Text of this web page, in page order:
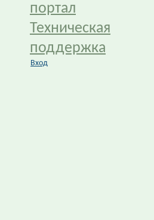
портал
Техническая
поддержка
Вход